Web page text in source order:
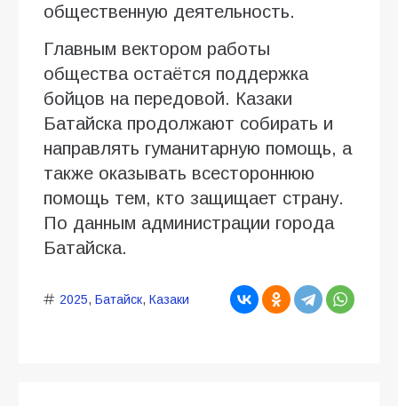
общественную деятельность.
Главным вектором работы
общества остаётся поддержка
бойцов на передовой. Казаки
Батайска продолжают собирать и
направлять гуманитарную помощь, а
также оказывать всестороннюю
помощь тем, кто защищает страну.
По данным администрации города
Батайска.
2025, Батайск, Казаки